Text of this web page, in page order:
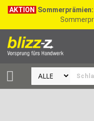
AKTION Sommerprämien: